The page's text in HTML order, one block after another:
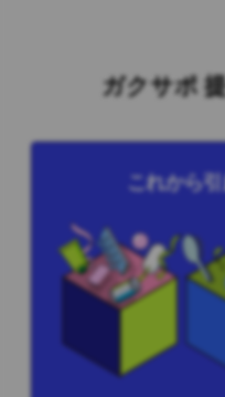
ガクサポ
これから